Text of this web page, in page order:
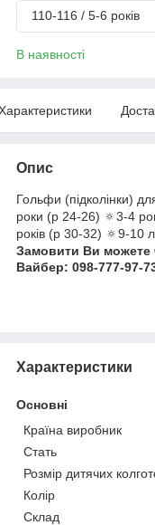
110-116 / 5-6 років
В наявності
Опис
Гольфи (підколінки)
роки (р 24-26) 🔅3-4
років (р 30-32) 🔅9-10
Замовити Ви можете
Вайбер: 098-777-97-
Характеристики
Основні
Країна виробник
Стать
Розмір дитячих
Колір
Склад